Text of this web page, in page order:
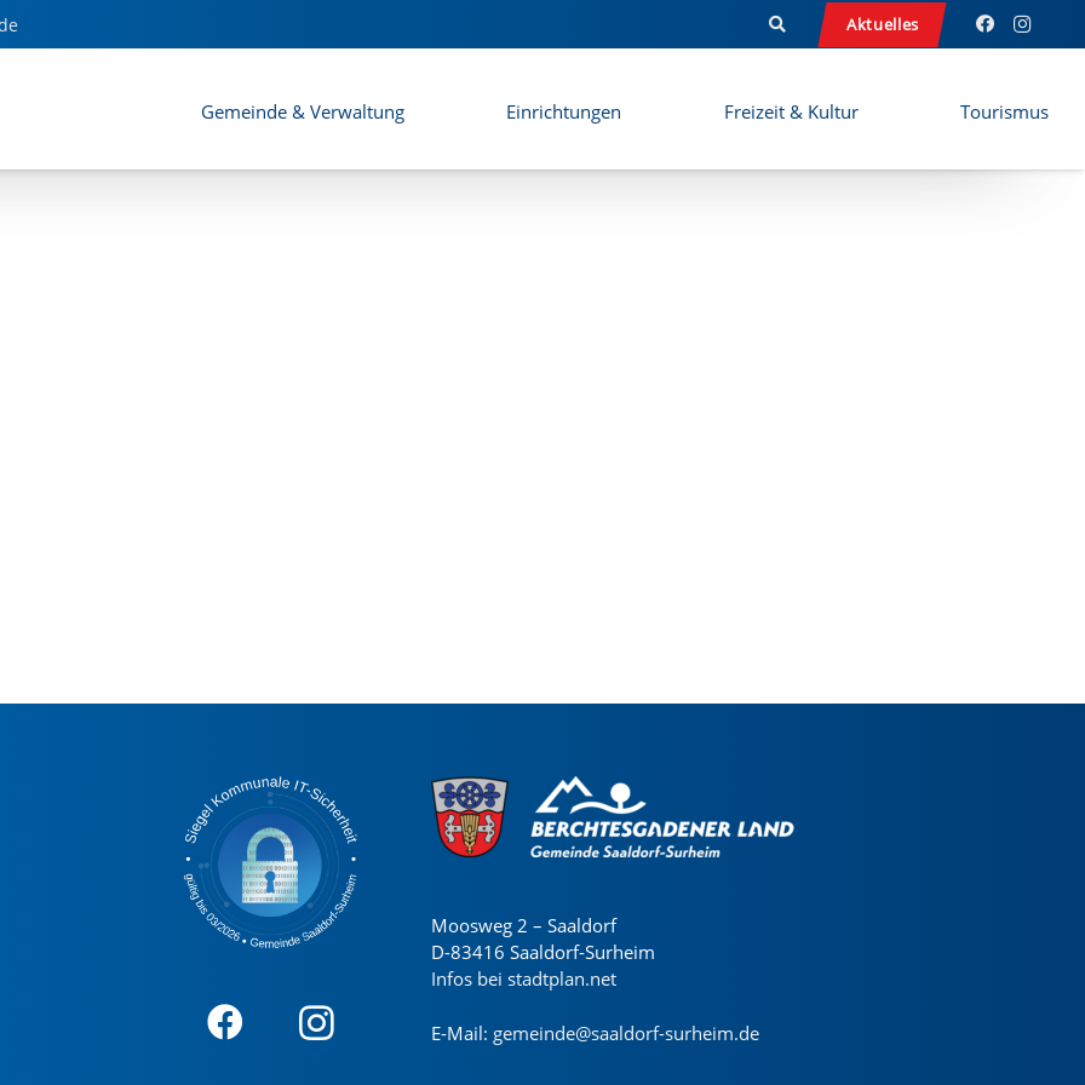
Aktuelles
Gemeinde & Verwaltung Einrichtungen Freizeit & Kultur Tourismus
Moosweg 2 – Saaldorf
D-83416 Saaldorf-Surheim
Infos bei stadtplan.net
E-Mail: gemeinde@saaldorf-surheim.de